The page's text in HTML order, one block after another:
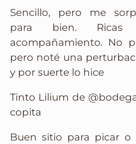
Sencillo, pero me
para bien. Ricas
acompañamiento. No
pero noté una
y por suerte lo hice
Tinto Lilium de
copita
Buen sitio para picar o